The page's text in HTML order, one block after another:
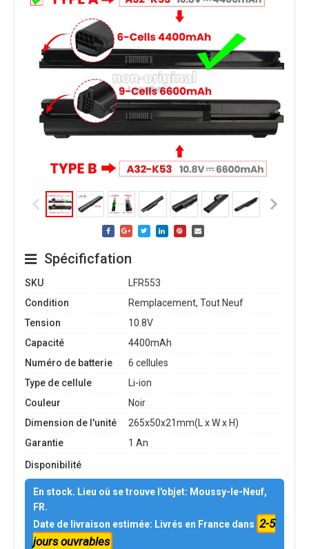
Spécificfation
SKU
LFR553
Condition
Remplacement, Tout Neuf
Tension
10.8V
Capacité
4400mAh
Numéro de batterie
6 cellules
Type de cellule
Li-ion
Couleur
Noir
Dimension de l'unité
265x50x21mm(L x W x H)
Garantie
1 An
Disponibilité
En stock. Lieu où se trouve l'objet: Moussy-le-Neuf,
FR.
Date de livraison estimée: Livrés en France dans 2-5
jours ouvrables